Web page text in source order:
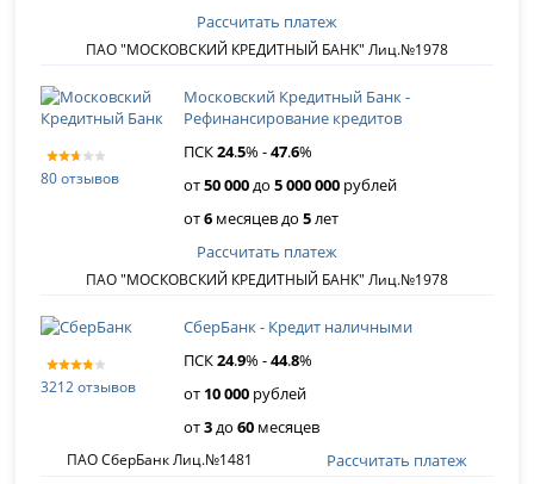
ПАО "МОСКОВСКИЙ КРЕДИТНЫЙ БАНК" Лиц.№1978
Рассчитать платеж
80 отзывов
Московский Кредитный Банк -
Рефинансирова­ние кредитов
ПСК24.5% -47.6%
от50 000до5 000 000 рублей
от6 месяцев до5лет
ПАО "МОСКОВСКИЙ КРЕДИТНЫЙ БАНК" Лиц.№1978
Рассчитать платеж
3212 отзывов
СберБанк - Кредит наличными
ПСК24.9% -44.8%
от 10 000 рублей
от3до60 месяцев
ПАО СберБанк Лиц.№1481 Рассчитать платеж